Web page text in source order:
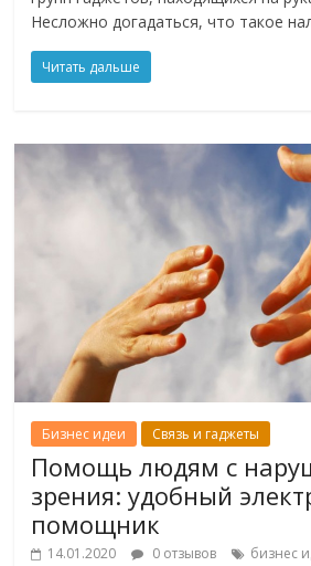
Несложно догадаться, что такое
Читать дальше
Бизнес идеи Связь и гаджеты
Помощь людям с
зрения: удобный
помощник
14.01.2020 0 отзывов бизнес